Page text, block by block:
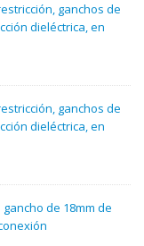
ganchos de
dieléctrica, en
ganchos de
dieléctrica, en
de 18mm de